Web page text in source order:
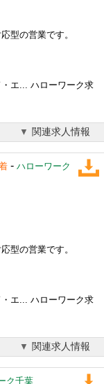
型の営業です。
エ... ハローワーク求
関連求人情報
- ハローワーク
型の営業です。
エ... ハローワーク求
関連求人情報
ク千葉